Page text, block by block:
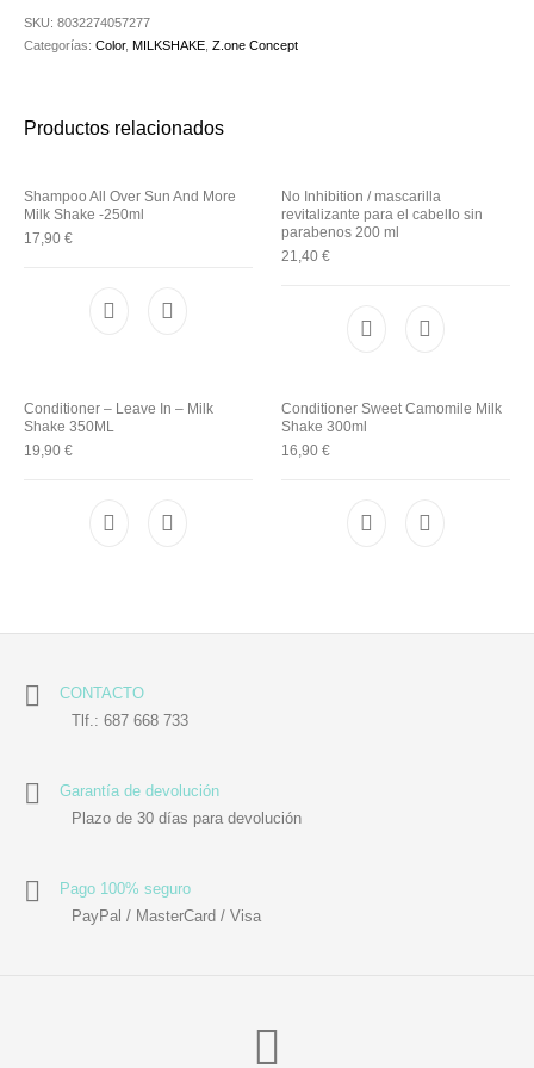
SKU:8032274057277
Categorías:Color,MILKSHAKE ,Z.one Concept
Productos relacionados
Shampoo All Over Sun And More
Milk Shake -250ml
17,90€
No Inhibition / mascarilla
revitalizante para el cabello sin
parabenos 200 ml
21,40 €
Conditioner – Leave In – Milk
Shake 350ML
19,90€
Conditioner Sweet Camomile Milk
Shake 300ml
16,90 €
CONTACTO
Tlf.: 687 668 733
Garantía de devolución
Plazo de 30 días para devolución
Pago 100% seguro
PayPal / MasterCard / Visa